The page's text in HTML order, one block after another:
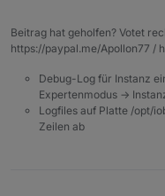
als
Beitrag hat geholfen? Votet
https://paypal.me/Apollon77 /
Debug-Log für Instanz
Expertenmodus ->
Logfiles auf Platte /opt/
Zeilen ab